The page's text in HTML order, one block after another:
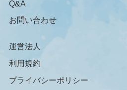
Q&A
お問い合わせ
運営法人
利用規約
プライバシーポリシー